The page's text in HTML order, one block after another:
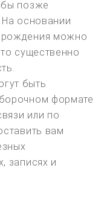
позже
основании
можно
существенно
быть
формате
или по
вам
записях и